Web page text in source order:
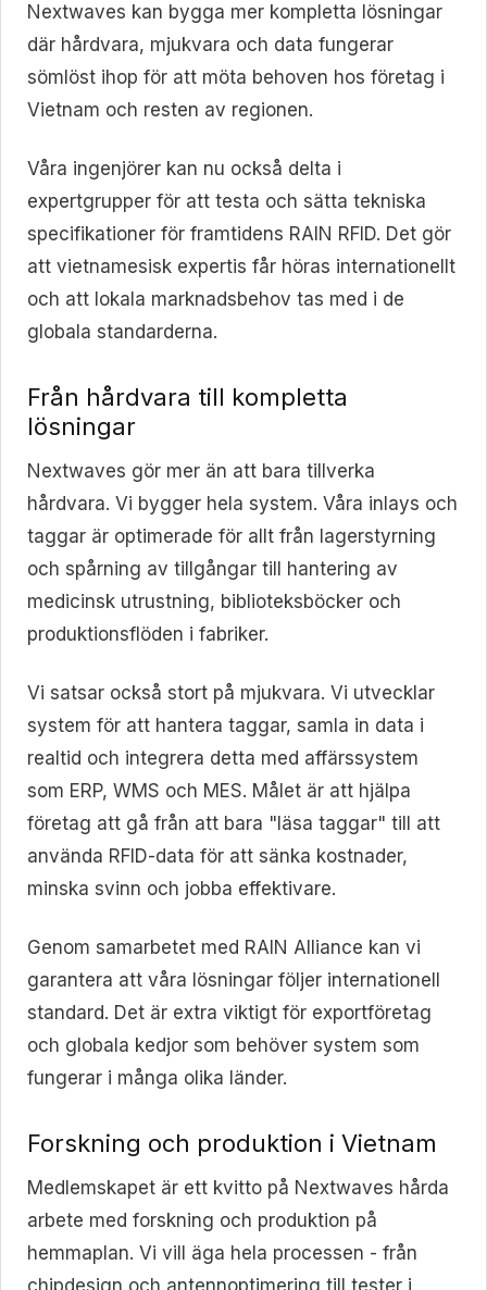
Nextwaves kan bygga mer kompletta lösningar
där hårdvara, mjukvara och data fungerar
sömlöst ihop för att möta behoven hos företag i
Vietnam och resten av regionen.
Våra ingenjörer kan nu också delta i
expertgrupper för att testa och sätta tekniska
specifikationer för framtidens RAIN RFID. Det gör
att vietnamesisk expertis får höras internationellt
och att lokala marknadsbehov tas med i de
globala standarderna.
Från hårdvara till kompletta
lösningar
Nextwaves gör mer än att bara tillverka
hårdvara. Vi bygger hela system. Våra inlays och
taggar är optimerade för allt från lagerstyrning
och spårning av tillgångar till hantering av
medicinsk utrustning, biblioteksböcker och
produktionsflöden i fabriker.
Vi satsar också stort på mjukvara. Vi utvecklar
system för att hantera taggar, samla in data i
realtid och integrera detta med affärssystem
som ERP, WMS och MES. Målet är att hjälpa
företag att gå från att bara "läsa taggar" till att
använda RFID-data för att sänka kostnader,
minska svinn och jobba effektivare.
Genom samarbetet med RAIN Alliance kan vi
garantera att våra lösningar följer internationell
standard. Det är extra viktigt för exportföretag
och globala kedjor som behöver system som
fungerar i många olika länder.
Forskning och produktion i Vietnam
Medlemskapet är ett kvitto på Nextwaves hårda
arbete med forskning och produktion på
hemmaplan. Vi vill äga hela processen - från
chipdesign och antennoptimering till tester i